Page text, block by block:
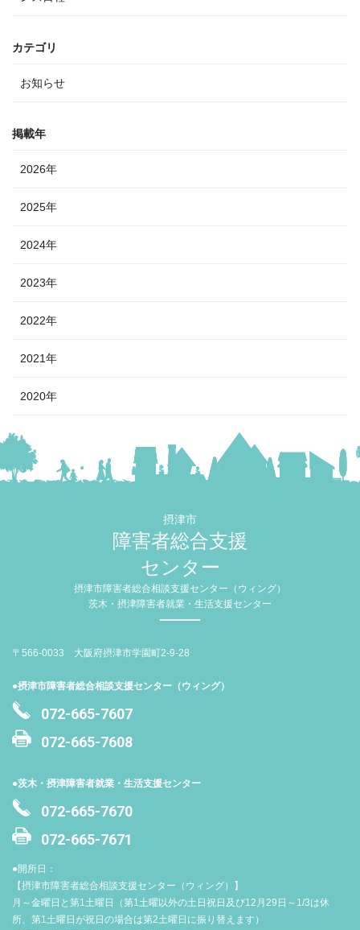
カテゴリ
お知らせ
掲載年
2026年
2025年
2024年
2023年
2022年
2021年
2020年
摂津市
障害者総合支援
センター
摂津市障害者総合相談支援センター（ウィング）
茨木・摂津障害者就業・生活支援センター
〒566-0033 大阪府摂津市学園町2-9-28
●摂津市障害者総合相談支援センター（ウィング）
072-665-7607
072-665-7608
●茨木・摂津障害者就業・生活支援センター
072-665-7670
072-665-7671
●開所日：
【摂津市障害者総合相談支援センター（ウィング）】
月～金曜日と第1土曜日（第1土曜以外の土日祝日及び12月29日～1/3は休
所、第1土曜日が祝日の場合は第2土曜日に振り替えます）